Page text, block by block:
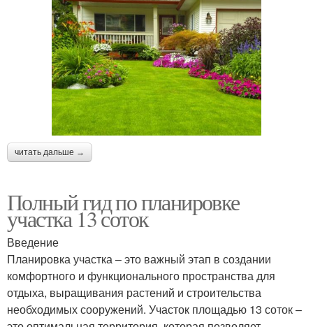
читать дальше →
Полный гид по планировке
участка 13 соток
Введение
Планировка участка – это важный этап в создании
комфортного и функционального пространства для
отдыха, выращивания растений и строительства
необходимых сооружений. Участок площадью 13 соток –